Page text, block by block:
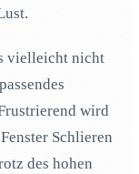
vielleicht nicht
wird
Schlieren
des hohen